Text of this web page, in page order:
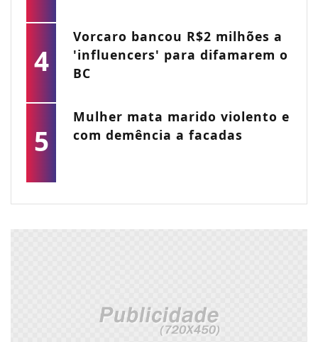
4
Vorcaro bancou R$2 milhões a
'influencers' para difamarem o
BC
5
Mulher mata marido violento e
com demência a facadas